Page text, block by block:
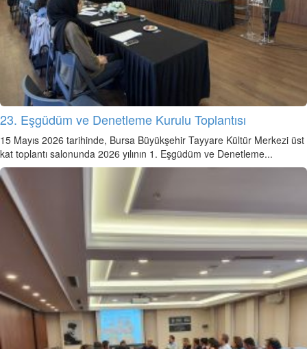
23. Eşgüdüm ve Denetleme Kurulu Toplantısı
15 Mayıs 2026 tarihinde, Bursa Büyükşehir Tayyare Kültür Merkezi üst
kat toplantı salonunda 2026 yılının 1. Eşgüdüm ve Denetleme...